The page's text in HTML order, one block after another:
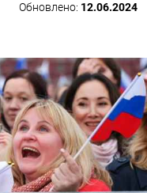
Обновлено: 12.06.2024